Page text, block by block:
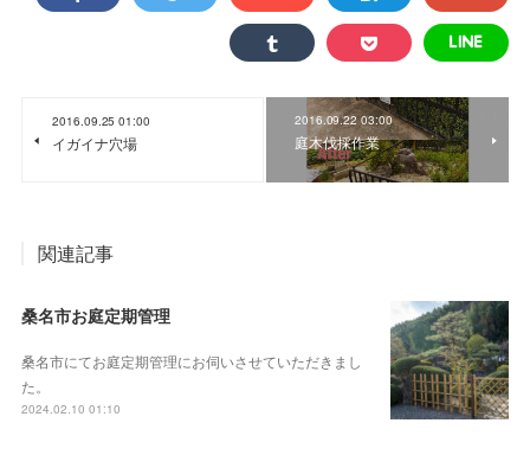
2016.09.25 01:00
イガイナ穴場
2016.09.22 03:00
庭木伐採作業
関連記事
桑名市お庭定期管理
桑名市にてお庭定期管理にお伺いさせていただきまし
た。
2024.02.10 01:10